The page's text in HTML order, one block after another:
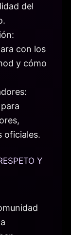
del
con los
y cómo
oficiales.
Y